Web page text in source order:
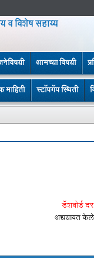
व विशेष सहाय्य
आमच्या विषयी
स्टॉपगॅप स्थिती
डॅशबोर्ड
अद्ययावत